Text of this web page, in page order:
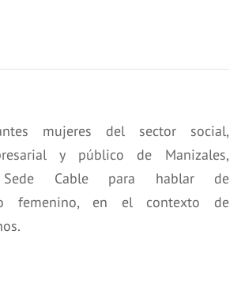
mujeres del sector social,
y público de Manizales,
Cable para hablar de
femenino, en el contexto de